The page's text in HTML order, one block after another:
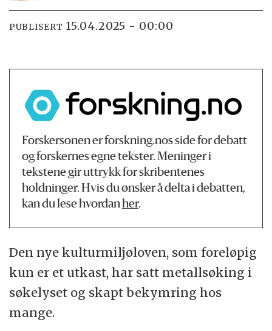
PUBLISERT 15.04.2025 - 00:00
Forskersonen er forskning.nos side for debatt
og forskernes egne tekster. Meninger i
tekstene gir uttrykk for skribentenes
holdninger. Hvis du ønsker å delta i debatten,
kan du lese hvordanher.
Den nye kulturmiljøloven, som foreløpig
kun er et utkast, har satt metallsøking i
søkelyset og skapt bekymring hos
mange.